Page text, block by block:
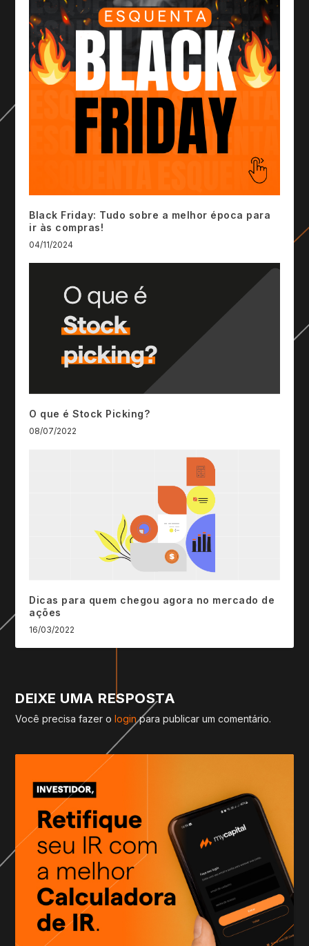
Black Friday: Tudo sobre a melhor época para
ir às compras!
04/11/2024
O que é Stock Picking?
08/07/2022
Dicas para quem chegou agora no mercado de
ações
16/03/2022
DEIXE UMA RESPOSTA
Você precisa fazer ologinpara publicar um comentário.